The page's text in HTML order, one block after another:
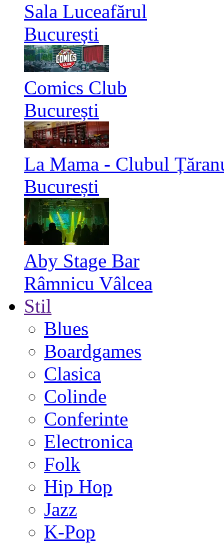
Sala Luceafărul
București
Comics Club
București
La Mama - Clubul
București
Aby Stage Bar
Râmnicu Vâlcea
Stil
Blues
Boardgames
Clasica
Colinde
Conferinte
Electronica
Folk
Hip Hop
Jazz
K-Pop